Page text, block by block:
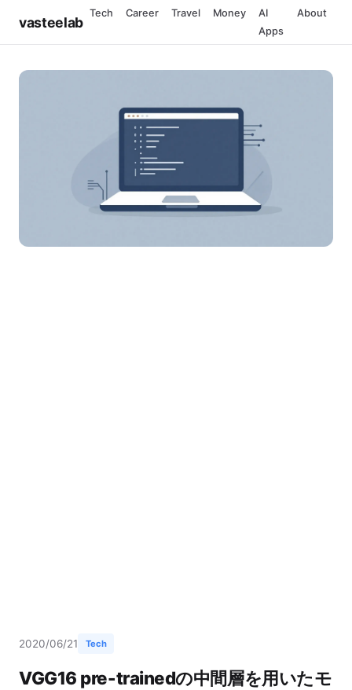
vasteelab
Tech Career Travel Money
AI
Apps
About
2020/06/21 Tech
VGG16 pre-trainedの中間層を用いたモ